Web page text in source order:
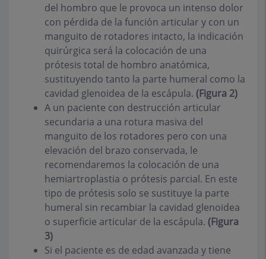
del hombro que le provoca un intenso dolor
con pérdida de la función articular y con un
manguito de rotadores intacto, la indicación
quirúrgica será la colocación de una
prótesis total de hombro anatómica,
sustituyendo tanto la parte humeral como la
cavidad glenoidea de la escápula. (Figura 2)
A un paciente con destrucción articular
secundaria a una rotura masiva del
manguito de los rotadores pero con una
elevación del brazo conservada, le
recomendaremos la colocación de una
hemiartroplastia o prótesis parcial. En este
tipo de prótesis solo se sustituye la parte
humeral sin recambiar la cavidad glenoidea
o superficie articular de la escápula. (Figura
3)
Si el paciente es de edad avanzada y tiene